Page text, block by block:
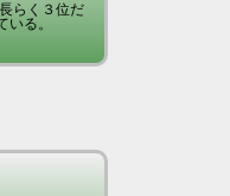
らく３位だ
る。